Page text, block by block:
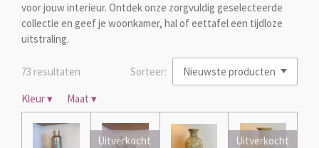
voor jouw interieur. Ontdek onze zorgvuldig geselecteerde
collectie en geef je woonkamer, hal of eettafel een tijdloze
uitstraling.
73 resultaten Sorteer:
Kleur▾ Maat ▾
Uitverkocht Uitverkocht